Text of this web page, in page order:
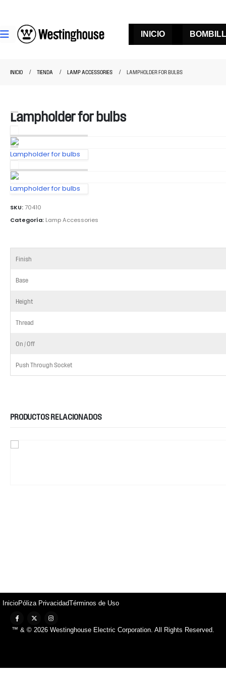
INICIO
INICIO TIENDA LAMP ACCESSORIES LAMPHOLDER FOR BULBS
Lampholder for bulbs
Lampholder for bulbs
Lampholder for bulbs
SKU:70410
Categoría: Lamp Accessories
Finish
Base
Height
Thread
On / Off
Push Through Socket
PRODUCTOS RELACIONADOS
InicioPóliza PrivacidadTérminos de Uso
™ & © 2026 Westinghouse Electric Corporation. All Rights Reserved.